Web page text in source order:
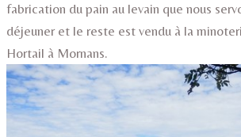
fabrication du pain au levain que nous
déjeuner et le reste est vendu à la
Hortail à Mornans.